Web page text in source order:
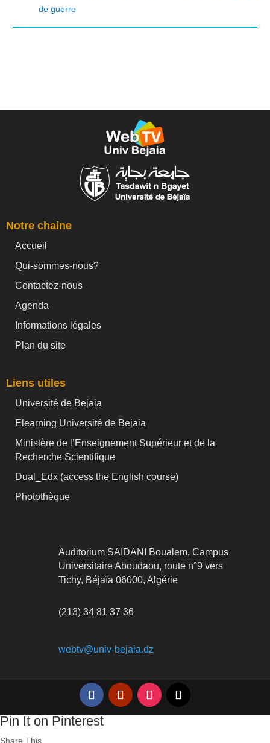
de guerre
Notre chaine
Accueil
Qui-sommes-nous?
Contactez-nous
Agenda
Informations légales
Plan du site
Liens utiles
Université de Bejaia
Elearning Université de Bejaia
Ministère de l’Enseignement Supérieur et de la
Recherche Scientifique
Dual_Edx (access the English course)
Photothèque
Auditorium SAIDANI Boualem, Campus
Universitaire Aboudaou, route n°9 vers
Tichy, Béjaïa 06000, Algérie
(213) 34 81 37 36
webtv@univ-bejaia.dz
Pin It on Pinterest
Share This